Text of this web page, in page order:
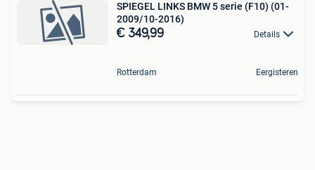
SPIEGEL LINKS BMW 5 serie (F10) (01-
2009/10-2016)
€ 349,99 Details
Rotterdam Eergisteren